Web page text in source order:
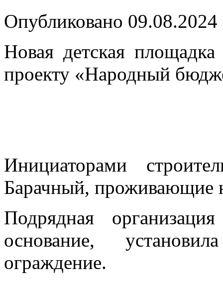
Опубликовано
Новая детская
проекту «Народный
Инициаторами
Барачный, проживающие
Подрядная
основание,
ограждение.